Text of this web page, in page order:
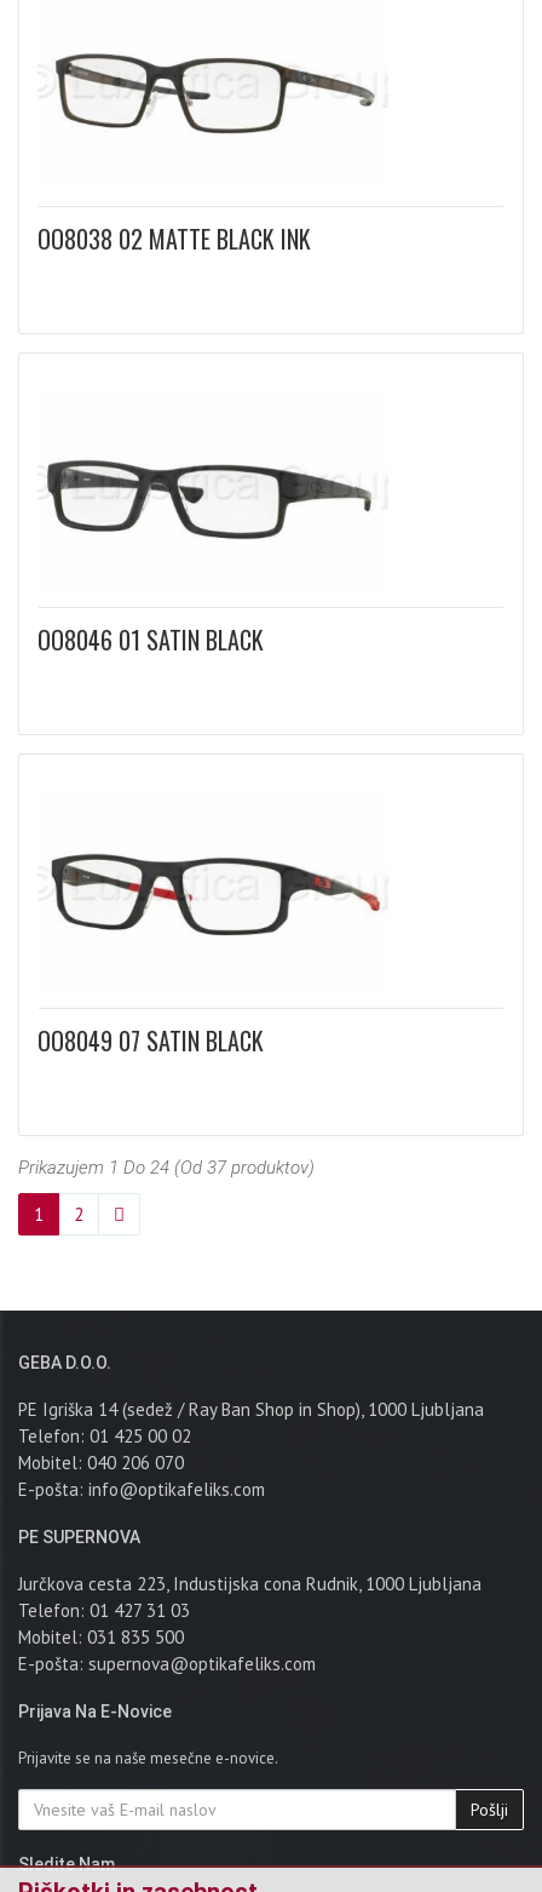
OO8038 02 MATTE BLACK INK
OO8046 01 SATIN BLACK
OO8049 07 SATIN BLACK
Prikazujem 1 Do 24 (Od 37 produktov)
1 2
GEBA D.o.o.
PE Igriška 14 (sedež / Ray Ban Shop in Shop), 1000 Ljubljana
Telefon: 01 425 00 02
Mobitel: 040 206 070
E-pošta: info@optikafeliks.com
PE SUPERNOVA
Jurčkova cesta 223, Industijska cona Rudnik, 1000 Ljubljana
Telefon: 01 427 31 03
Mobitel: 031 835 500
E-pošta: supernova@optikafeliks.com
Prijava Na E-Novice
Prijavite se na naše mesečne e-novice.
Pošlji
Sledite Nam